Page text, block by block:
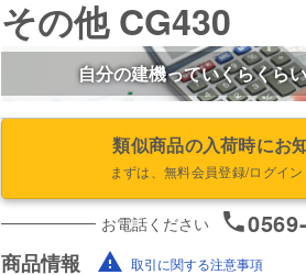
その他 CG430
自分の建機っていくらくら
類似商品の入荷時にお
まずは、無料会員登録/ログイ
お電話ください
商品情報 取引に関する注意事項